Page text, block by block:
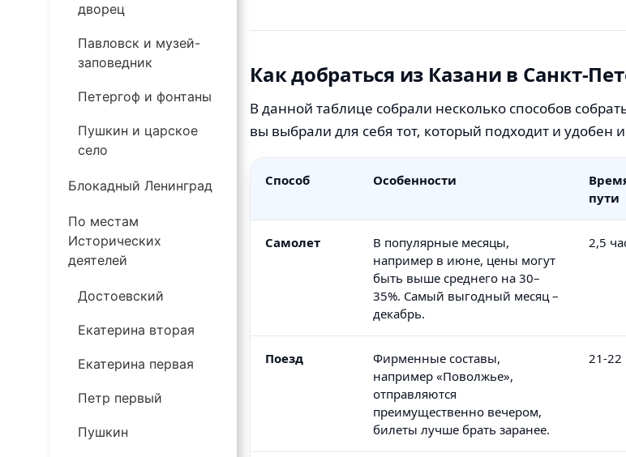
дворец
Павловск и музей-
заповедник
Петергоф и фонтаны
Пушкин и царское
село
Блокадный Ленинград
По местам
Исторических
деятелей
Достоевский
Екатерина вторая
Екатерина первая
Петр первый
Пушкин
Как добраться из Казани в Санкт-
В данной таблице собрали несколько способов
вы выбрали для себя тот, который подходит и удобен
Способ Особенности
пути
Самолет
В популярные месяцы,
например в июне, цены могут
быть выше среднего на 30–
35%. Самый выгодный месяц –
декабрь.
2,5
Поезд
Фирменные составы,
например «Поволжье»,
отправляются
преимущественно вечером,
билеты лучше брать заранее.
21-22